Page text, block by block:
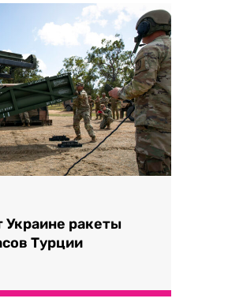
ракеты
Турции